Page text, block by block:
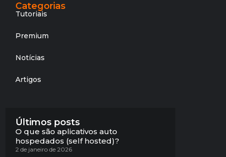
Categorias
Tutoriais
Premium
Notícias
Artigos
Últimos posts
O que são aplicativos auto
hospedados (self hosted)?
2 de janeiro de 2026